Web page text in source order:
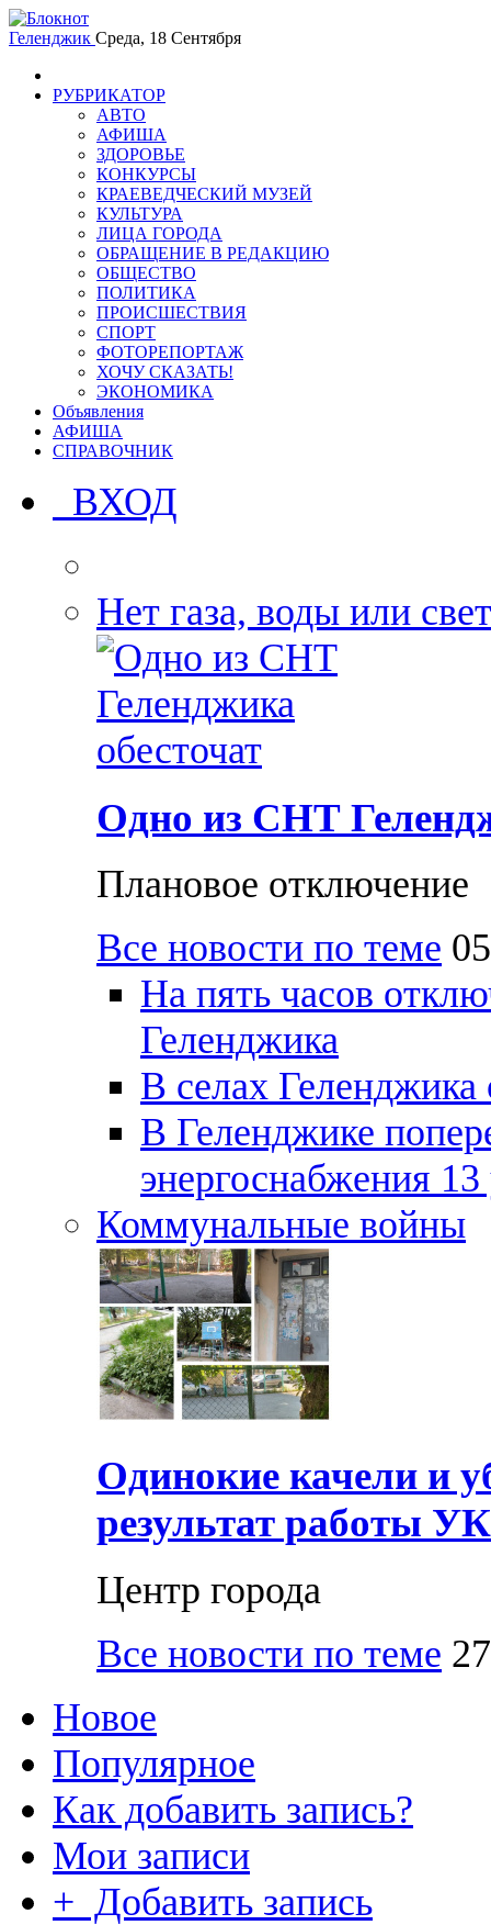
Геленджик Среда, 18 Сентября
РУБРИКАТОР
АВТО
АФИША
ЗДОРОВЬЕ
КОНКУРСЫ
КРАЕВЕДЧЕСКИЙ МУЗЕЙ
КУЛЬТУРА
ЛИЦА ГОРОДА
ОБРАЩЕНИЕ В РЕДАКЦИЮ
ОБЩЕСТВО
ПОЛИТИКА
ПРОИСШЕСТВИЯ
СПОРТ
ФОТОРЕПОРТАЖ
ХОЧУ СКАЗАТЬ!
ЭКОНОМИКА
Объявления
АФИША
СПРАВОЧНИК
ВХОД
Нет газа, воды или
Одно из СНТ
Плановое отключение
Все новости по теме
На пять часов
Геленджика
В селах Геленджика
В Геленджике
энергоснабжения
Коммунальные войны
Одинокие качели и
результат работы
Центр города
Все новости по теме
Новое
Популярное
Как добавить запись?
Мои записи
+ Добавить запись